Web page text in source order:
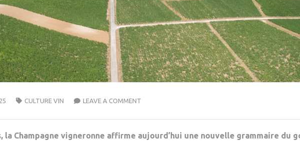
CULTURE VIN LEAVE A COMMENT
la Champagne vigneronne affirme aujourd’hui une nouvelle grammaire du